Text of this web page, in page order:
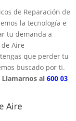
de Reparación de
la tecnología e
tu demanda a
Aire
que perder tu
buscado por ti.
Llamarnos al 600 03
Aire